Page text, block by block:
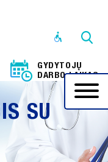
GYDYTOJŲ
DARBO LAIKAS
SU